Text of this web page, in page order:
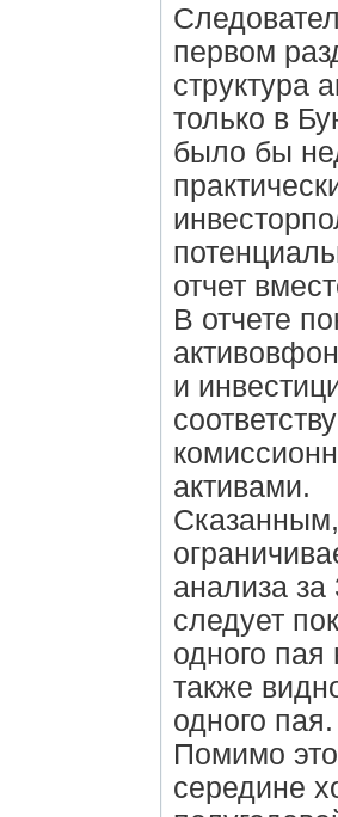
первом
структура
только в
было бы
отчет
В отчете
и
активами.
Сказанным,
анализа
следует
одного пая
также
одного пая.
Помимо
середине